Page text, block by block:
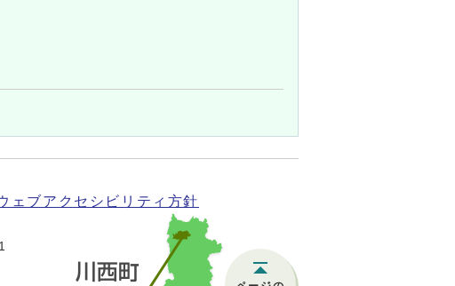
ェブアクセシビリティ方針